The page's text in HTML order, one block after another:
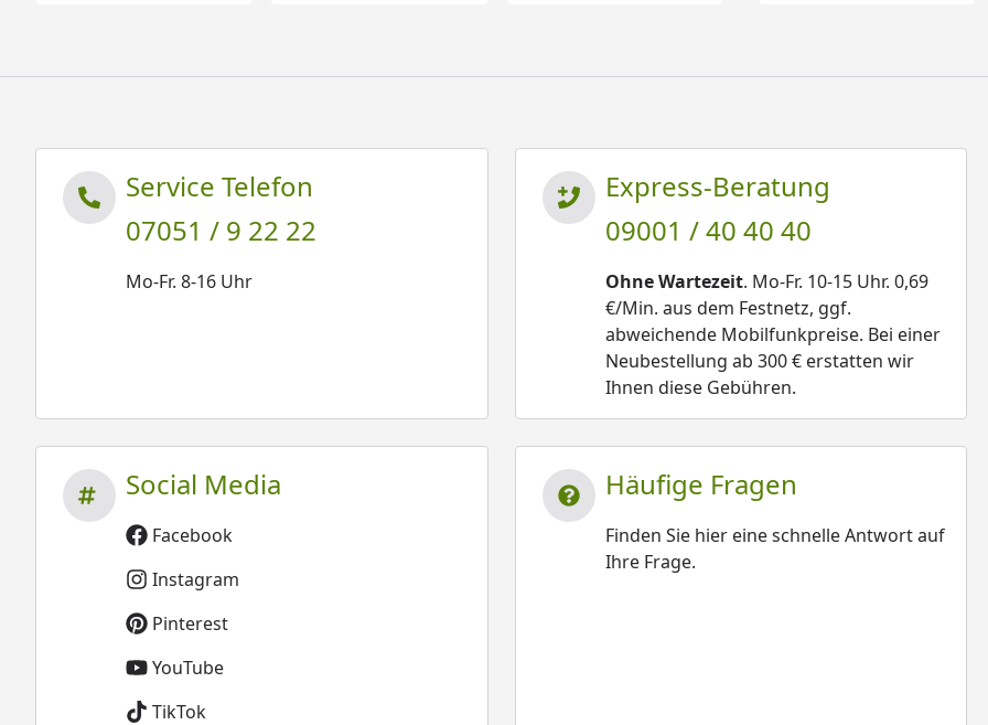
Service Telefon
07051 / 9 22 22
Mo-Fr. 8-16 Uhr
Express-Beratung
09001 / 40 40 40
Ohne Wartezeit. Mo-Fr. 10-15 Uhr. 0,69
€/Min. aus dem Festnetz, ggf.
abweichende Mobilfunkpreise. Bei einer
Neubestellung ab 300 € erstatten wir
Ihnen diese Gebühren.
Social Media
Facebook
Instagram
Pinterest
YouTube
TikTok
Häufige Fragen
Finden Sie hier eine schnelle Antwort auf
Ihre Frage.